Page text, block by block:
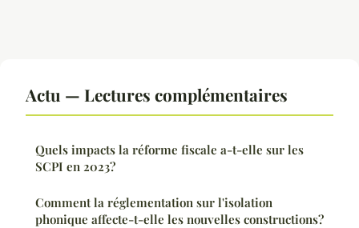
Actu — Lectures complémentaires
Quels impacts la réforme fiscale a-t-elle sur les
SCPI en 2023?
Comment la réglementation sur l'isolation
phonique affecte-t-elle les nouvelles constructions?